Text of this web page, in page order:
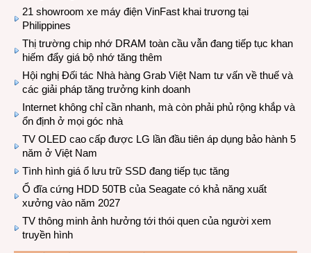
21 showroom xe máy điện VinFast khai trương tại
Philippines
Thị trường chip nhớ DRAM toàn cầu vẫn đang tiếp tục khan
hiếm đẩy giá bộ nhớ tăng thêm
Hội nghị Đối tác Nhà hàng Grab Việt Nam tư vấn về thuế và
các giải pháp tăng trưởng kinh doanh
Internet không chỉ cần nhanh, mà còn phải phủ rộng khắp và
ổn định ở mọi góc nhà
TV OLED cao cấp được LG lần đầu tiên áp dụng bảo hành 5
năm ở Việt Nam
Tình hình giá ổ lưu trữ SSD đang tiếp tục tăng
Ổ đĩa cứng HDD 50TB của Seagate có khả năng xuất
xưởng vào năm 2027
TV thông minh ảnh hưởng tới thói quen của người xem
truyền hình